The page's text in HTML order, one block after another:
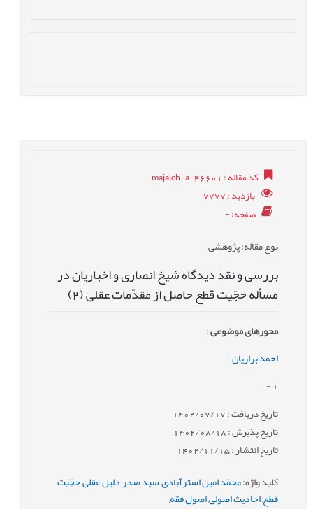
کد مقاله: majaleh-a-46601
بازدید: 7777
صفحه: -
نوع مقاله: پژوهشی
بررسی و نقد دیدگاه‌ شیخ انصاری و اخباریان در
مسأله حجّیت قطع حاصل از مقدّمات عقلی (2)
محورهای موضوعی:
احمد براریان
-
تاریخ دریافت : 1402/07/17
تاریخ پذیرش : 1402/08/18
تاریخ انتشار : 1402/11/15
کلید واژه:محمّد امین استرآبادی,سید صدر,دلیل عقلی,حجّیت
قطع,احادیث اصولی,اصول فقه,